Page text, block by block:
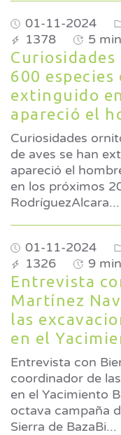
01-11-2024
1378
5
Curiosidades
600 especies
extinguido
apareció el
Curiosidades
de aves se han
apareció el hombre El número puede
en los próximos
RodríguezAlcara...
01-11-2024
1326
9
Entrevista
Martínez
las
en el
Entrevista con
coordinador de
en el Yacimiento Baza 1 En octubre
octava campaña
Sierra de BazaBi...